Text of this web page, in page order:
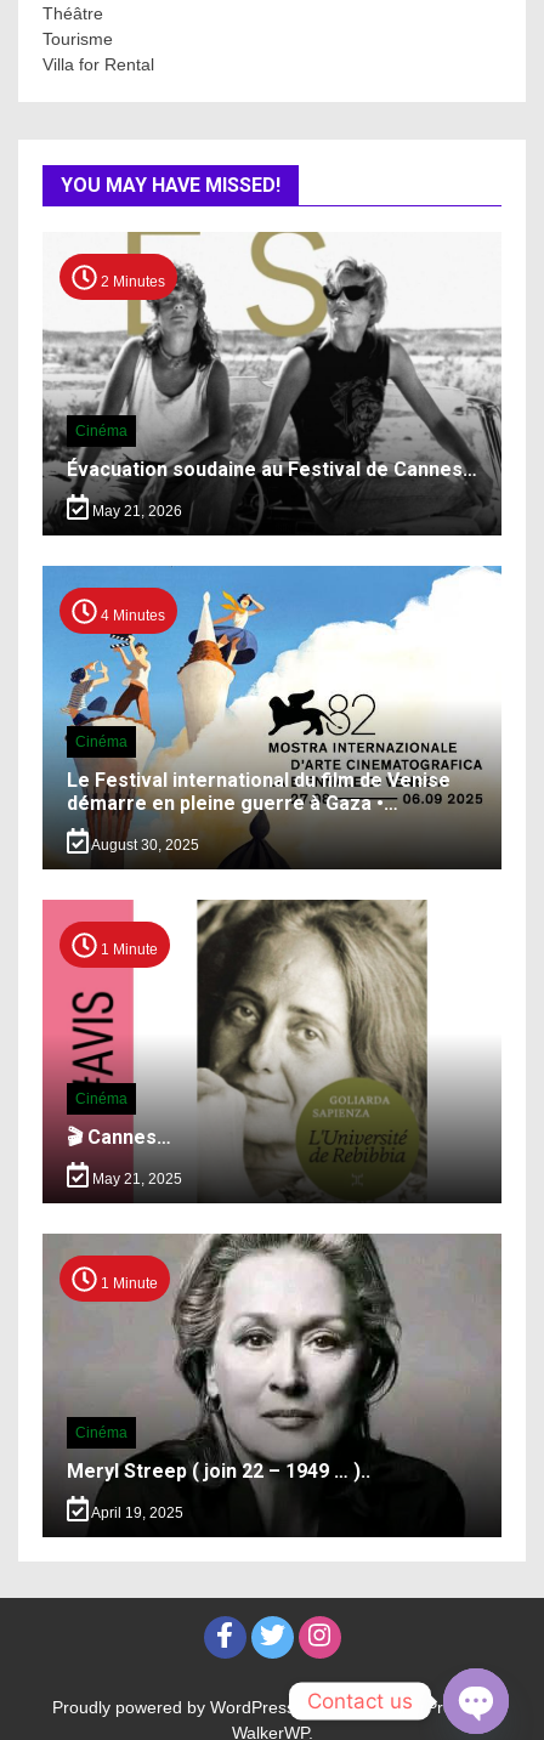
Théâtre
Tourisme
Villa for Rental
YOU MAY HAVE MISSED!
2 Minutes
Cinéma
Évacuation soudaine au Festival de Cannes…
May 21, 2026
4 Minutes
Cinéma
Le Festival international du film de Venise
démarre en pleine guerre à Gaza •…
August 30, 2025
1 Minute
Cinéma
🎬 Cannes…
May 21, 2025
1 Minute
Cinéma
Meryl Streep ( join 22 – 1949 … )..
April 19, 2025
Proudly powered by WordPress |Theme: WalkerPress by
WalkerWP.
Contact us